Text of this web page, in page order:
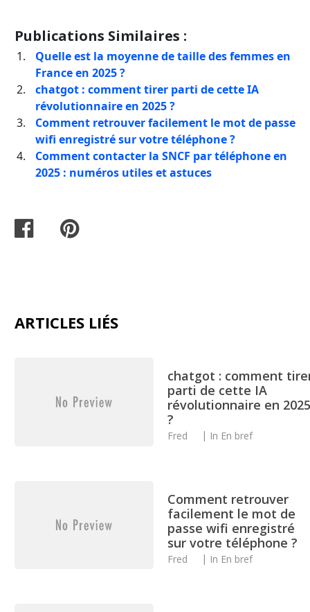
Publications Similaires :
Quelle est la moyenne de taille des femmes en
France en 2025 ?
chatgot : comment tirer parti de cette IA
révolutionnaire en 2025 ?
Comment retrouver facilement le mot de passe
wifi enregistré sur votre téléphone ?
Comment contacter la SNCF par téléphone en
2025 : numéros utiles et astuces
ARTICLES LIÉS
chatgot : comment
parti de cette IA
révolutionnaire en 2025
?
Fred In En bref
Comment retrouver
facilement le mot de
passe wifi enregistré
sur votre téléphone ?
Fred In En bref